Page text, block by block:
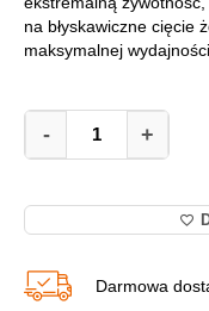
na błyskawiczne cięcie
maksymalnej wydajności.
Tarcza
Diamentowa
Distar
H12
125
Beton
Zbrojony
- +
Darmowa